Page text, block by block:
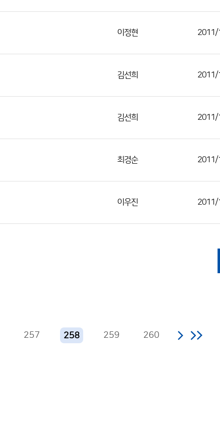
이정현 2011/
김선희 2011/
김선희 2011/
최경순 2011/
이우진 2011/
257 258 259 260